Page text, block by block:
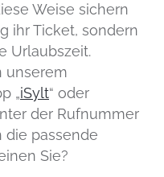
Weise sichern
ihr Ticket, sondern
Urlaubszeit.
unserem
„iSylt“ oder
der Rufnummer
die passende
Sie?